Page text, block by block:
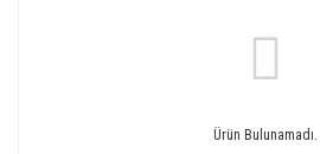
Ürün Bulunamadı.